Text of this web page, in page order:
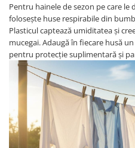
Pentru hainele de sezon pe care
folosește huse respirabile din
Plasticul captează umiditatea și
mucegai. Adaugă în fiecare husă
pentru protecție suplimentară și